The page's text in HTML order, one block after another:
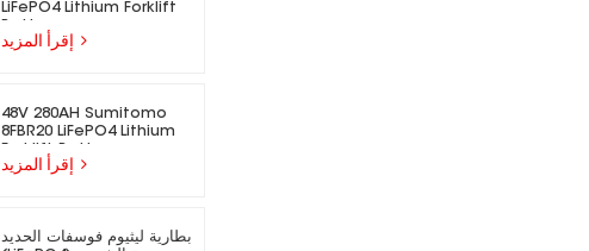
LiFePO4 Lithium Forklift
48V 280AH Sumitomo
8FBR20 LiFePO4 Lithium
بطارية ليثيوم فوسفات الحديد